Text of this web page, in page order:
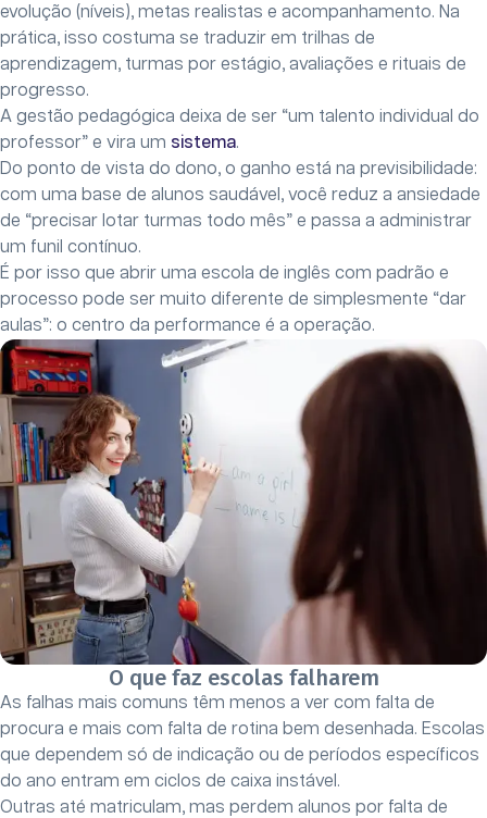
evolução (níveis), metas realistas e acompanhamento. Na
prática, isso costuma se traduzir em trilhas de
aprendizagem, turmas por estágio, avaliações e rituais de
progresso.
A gestão pedagógica deixa de ser “um talento individual do
professor” e vira um sistema.
Do ponto de vista do dono, o ganho está na previsibilidade:
com uma base de alunos saudável, você reduz a ansiedade
de “precisar lotar turmas todo mês” e passa a administrar
um funil contínuo.
É por isso que abrir uma escola de inglês com padrão e
processo pode ser muito diferente de simplesmente “dar
aulas”: o centro da performance é a operação.
O que faz escolas falharem
As falhas mais comuns têm menos a ver com falta de
procura e mais com falta de rotina bem desenhada. Escolas
que dependem só de indicação ou de períodos específicos
do ano entram em ciclos de caixa instável.
Outras até matriculam, mas perdem alunos por falta de